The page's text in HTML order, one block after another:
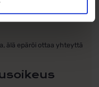
voi tuntua
älä epäröi ottaa yhteyttä